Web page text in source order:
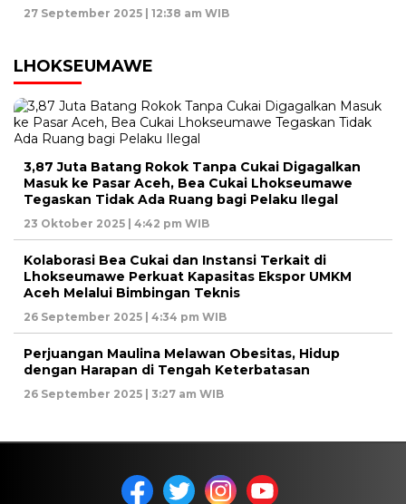
27 September 2025 | 12:38 am WIB
LHOKSEUMAWE
3,87 Juta Batang Rokok Tanpa Cukai Digagalkan
Masuk ke Pasar Aceh, Bea Cukai Lhokseumawe
Tegaskan Tidak Ada Ruang bagi Pelaku Ilegal
23 Oktober 2025 | 4:42 pm WIB
Kolaborasi Bea Cukai dan Instansi Terkait di
Lhokseumawe Perkuat Kapasitas Ekspor UMKM
Aceh Melalui Bimbingan Teknis
26 September 2025 | 4:34 pm WIB
Perjuangan Maulina Melawan Obesitas, Hidup
dengan Harapan di Tengah Keterbatasan
26 September 2025 | 3:27 am WIB